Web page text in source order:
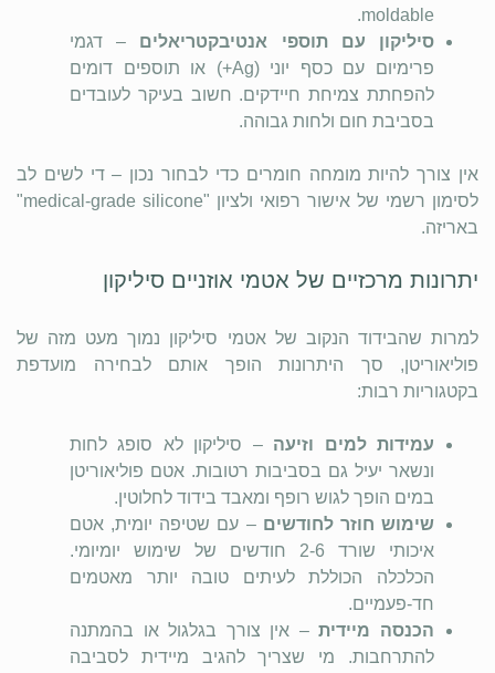
moldable.
סיליקון עם תוספי אנטיבקטריאלים – דגמי
פרימיום עם כסף יוני (Ag+) או תוספים דומים
להפחתת צמיחת חיידקים. חשוב בעיקר לעובדים
בסביבת חום ולחות גבוהה.
אין צורך להיות מומחה חומרים כדי לבחור נכון – די לשים לב
לסימון רשמי של אישור רפואי ולציון "medical-grade silicone"
באריזה.
יתרונות מרכזיים של אטמי אוזניים סיליקון
למרות שהבידוד הנקוב של אטמי סיליקון נמוך מעט מזה של
פוליאוריטן, סך היתרונות הופך אותם לבחירה מועדפת
בקטגוריות רבות:
עמידות למים וזיעה – סיליקון לא סופג לחות
ונשאר יעיל גם בסביבות רטובות. אטם פוליאוריטן
במים הופך לגוש רופף ומאבד בידוד לחלוטין.
שימוש חוזר לחודשים – עם שטיפה יומית, אטם
איכותי שורד 2-6 חודשים של שימוש יומיומי.
הכלכלה הכוללת לעיתים טובה יותר מאטמים
חד-פעמיים.
הכנסה מיידית– אין צורך בגלגול או בהמתנה
להתרחבות. מי שצריך להגיב מיידית לסביבה